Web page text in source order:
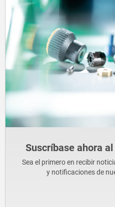
Suscríbase ahora
Sea el primero en recibir
y notificaciones de